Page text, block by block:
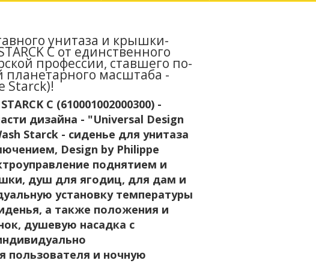
унитаза и крышки-
C от единственного
профессии, ставшего по-
планетарного масштаба -
Starck)!
C (610001002000300) -
дизайна - "Universal Design
Starck - cиденье для унитаза
Design by Philippe
поднятием и
душ для ягодиц, для дам и
установку температуры
а также положения и
душевую насадка с
пользователя и ночную